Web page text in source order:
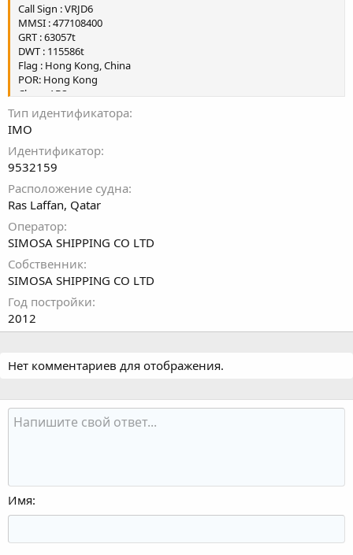
Call Sign : VRJD6
MMSI : 477108400
GRT : 63057t
DWT : 115586t
Flag : Hong Kong, China
POR: Hong Kong
Class : ABS
Yard: Namura Shipbuilding, Japan
Тип идентификатора
IMO
Идентификатор
9532159
Расположение судна
Ras Laffan, Qatar
Оператор
SIMOSA SHIPPING CO LTD
Собственник
SIMOSA SHIPPING CO LTD
Год постройки
2012
Нет комментариев для отображения.
Имя